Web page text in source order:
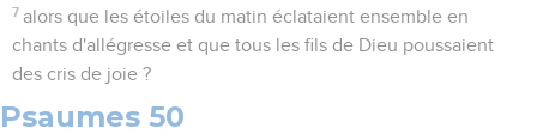
7 alors que les étoiles du matin éclataient ensemble en
chants d'allégresse et que tous les fils de Dieu poussaient
des cris de joie ?
Psaumes 50